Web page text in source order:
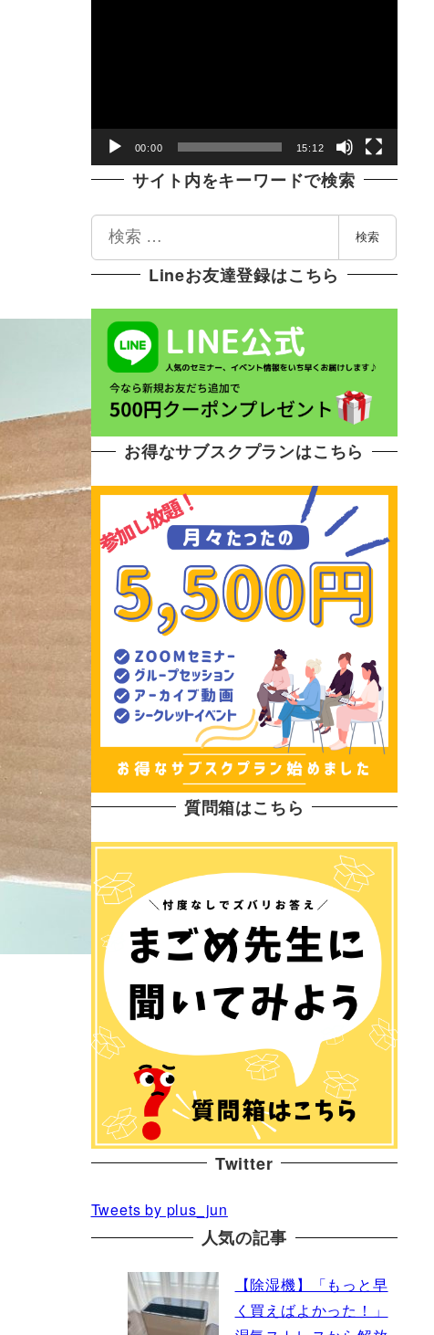
ヤ
00:00 15:12
サイト内をキーワードで検索
検
検索
Lineお友達登録はこちら
お得なサブスクプランはこちら
質問箱はこちら
Twitter
Tweets by plus_jun
人気の記事
【除湿機】「もっと早
く買えばよかった！」